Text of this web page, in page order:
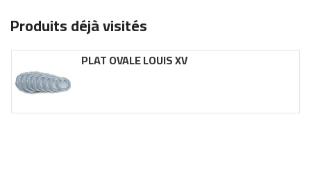
Produits déjà visités
PLAT OVALE LOUIS XV